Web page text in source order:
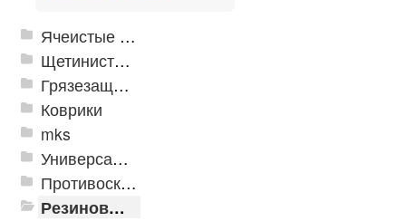
Ячеистые грязезащитные покрытия
Щетинистые покрытия
Грязезащитные, влаговпитывающие покрытия
Коврики
mks
Универсальные модульные покрытия
Противоскользящая защита для лестниц, профили, ленты
Резиновые и ПВХ дорожки